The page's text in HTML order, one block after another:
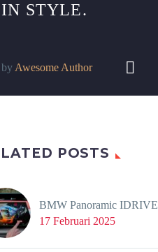
IN STYLE.
by Awesome Author 

POSTS
BMW Panoramic IDRIVE
17 Februari 2025